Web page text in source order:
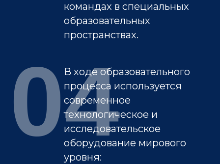
командах в специальных
образовательных
пространствах.
В ходе образовательного
процесса используется
современное
технологическое и
исследовательское
оборудование мирового
уровня:
04